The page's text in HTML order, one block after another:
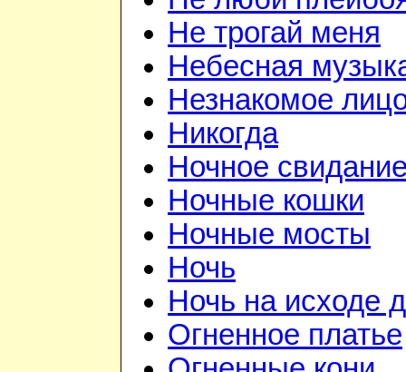
Не трогай меня
Небесная
Незнакомое
Никогда
Ночное
Ночные кошки
Ночные мосты
Ночь
Ночь на исходе
Огненное платье